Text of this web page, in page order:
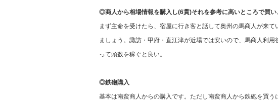
◎商人から相場情報を購入し(6貫)それを参考に高いところで買い
まず主命を受けたら、宿屋に行き客と話して奥州の馬商人が来
ましょう。諏訪・甲府・直江津が近場では安いので、馬商人利
って頭数を稼ぐと良い。
◎鉄砲購入
基本は南蛮商人からの購入です。ただし南蛮商人から鉄砲を買